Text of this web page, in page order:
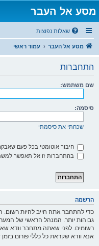
מסע אל העבר
שאלות נפוצות
מסע אל העבר עמוד ראשי
התחברות
שם משתמש:
סיסמה:
שכחתי את סיסמתי
חיבור אוטומטי בכל פעם
בהתחברות זו אל תאפשר
הרשמה
כדי להתחבר אתה חייב להיות
גבוהות יותר. המנהל הראשי של
רשומים. לפני שאתה מתחבר וודא
אנא וודא שקראת כל כללי פורום